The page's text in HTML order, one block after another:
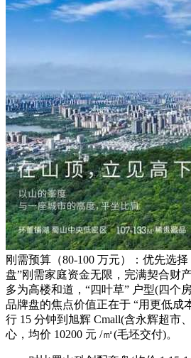
刚需预算（80-100 万元）：优先选
盘”刚需家庭资金无限，完满契合财
多为高楼和道，“四叶草” 户型(四个
品牌盘的焦点价值正在于 “用更低成
行 15 分钟到旭辉 Cmall(含永辉超市
心，均价 10200 元 /㎡(毛坯交付)。